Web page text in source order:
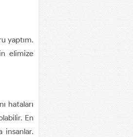
yaptım.
elimize
hataları
En
insanlar.